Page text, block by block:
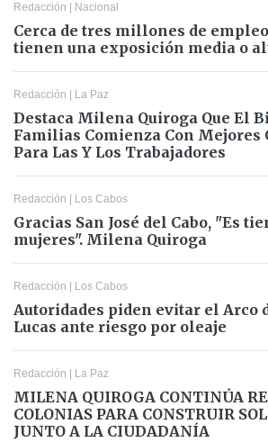
Redacción Nacional
Cerca de tres millones de
tienen una exposición media o
Redacción La Paz
Destaca Milena Quiroga Que El
Familias Comienza Con Mejores
Para Las Y Los Trabajadores
Redacción Los Cabos
Gracias San José del Cabo, "Es
mujeres". Milena Quiroga
Redacción Los Cabos
Autoridades piden evitar el Arco
Lucas ante riesgo por oleaje
Redacción La Paz
MILENA QUIROGA CONTINÚA
COLONIAS PARA CONSTRUIR
JUNTO A LA CIUDADANÍA